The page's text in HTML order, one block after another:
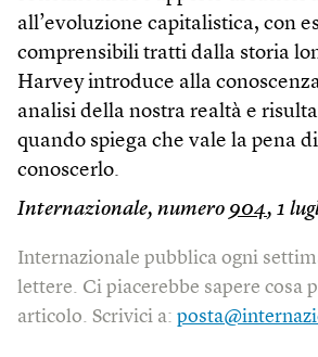
all’evoluzione capitalistica, con
comprensibili tratti dalla storia
Harvey introduce alla
analisi della nostra realtà e
quando spiega che vale la pena
conoscerlo.
Internazionale, numero 904, 1
Internazionale pubblica ogni
lettere. Ci piacerebbe sapere cosa
articolo. Scrivici a: